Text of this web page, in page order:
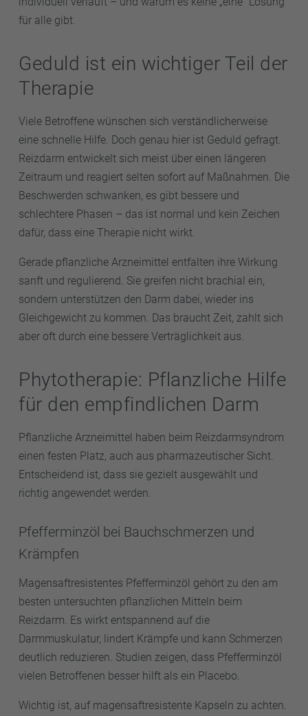
für alle gibt.
Geduld ist ein wichtiger Teil der
Therapie
Viele Betroffene wünschen sich verständlicherweise
eine schnelle Hilfe. Doch genau hier ist Geduld gefragt.
Reizdarm entwickelt sich meist über einen längeren
Zeitraum und reagiert selten sofort auf Maßnahmen. Die
Beschwerden schwanken, es gibt bessere und
schlechtere Phasen – das ist normal und kein Zeichen
dafür, dass eine Therapie nicht wirkt.
Gerade pflanzliche Arzneimittel entfalten ihre Wirkung
sanft und regulierend. Sie greifen nicht brachial ein,
sondern unterstützen den Darm dabei, wieder ins
Gleichgewicht zu kommen. Das braucht Zeit, zahlt sich
aber oft durch eine bessere Verträglichkeit aus.
Phytotherapie: Pflanzliche Hilfe
für den empfindlichen Darm
Pflanzliche Arzneimittel haben beim Reizdarmsyndrom
einen festen Platz, auch aus pharmazeutischer Sicht.
Entscheidend ist, dass sie gezielt ausgewählt und
richtig angewendet werden.
Pfefferminzöl bei Bauchschmerzen und
Krämpfen
Magensaftresistentes Pfefferminzöl gehört zu den am
besten untersuchten pflanzlichen Mitteln beim
Reizdarm. Es wirkt entspannend auf die
Darmmuskulatur, lindert Krämpfe und kann Schmerzen
deutlich reduzieren. Studien zeigen, dass Pfefferminzöl
vielen Betroffenen besser hilft als ein Placebo.
Wichtig ist, auf magensaftresistente Kapseln zu achten.